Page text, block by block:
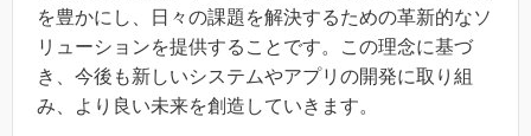
を豊かにし、日々の課題を解決するための革新的なソ
リューションを提供することです。この理念に基づ
き、今後も新しいシステムやアプリの開発に取り組
み、より良い未来を創造していきます。